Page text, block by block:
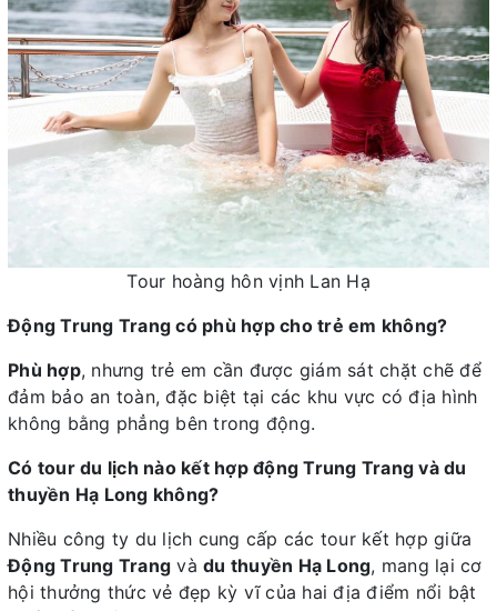
Tour hoàng hôn vịnh Lan Hạ
Động Trung Trang có phù hợp cho trẻ em không?
Phù hợp, nhưng trẻ em cần được giám sát chặt chẽ để
đảm bảo an toàn, đặc biệt tại các khu vực có địa hình
không bằng phẳng bên trong động.
Có tour du lịch nào kết hợp động Trung Trang và du
thuyền Hạ Long không?
Nhiều công ty du lịch cung cấp các tour kết hợp giữa
Động Trung Trang và du thuyền Hạ Long, mang lại cơ
hội thưởng thức vẻ đẹp kỳ vĩ của hai địa điểm nổi bật